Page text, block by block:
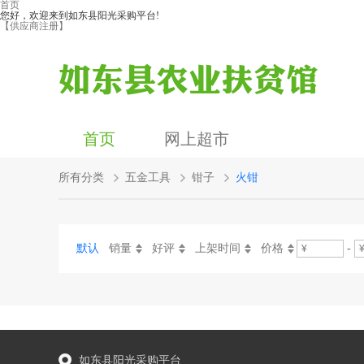
首页
您好，欢迎来到如东县阳光采购平台!
【供应商注册】
首页 网上超市
所有分类 五金工具 钳子 火钳
默认 销量 好评 上架时间 价格 -
如东县阳光采购平台